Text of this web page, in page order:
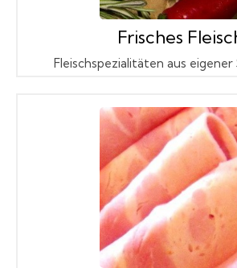
Frisches
Fleischspezialitäten aus